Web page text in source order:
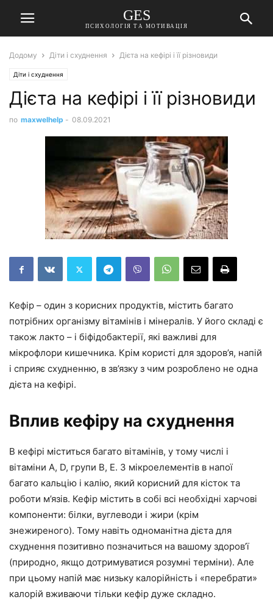
GES
ПСИХОЛОГІЯ ТА МОТИВАЦІЯ
Додому Діти і схуднення Дієта на кефірі і її різновиди
Діти і схуднення
Дієта на кефірі і її різновиди
по maxwelhelp - 08.09.2021
Кефір – один з корисних продуктів, містить багато
потрібних організму вітамінів і мінералів. У його складі є
також лакто – і біфідобактерії, які важливі для
мікрофлори кишечника. Крім користі для здоров’я, напій
і сприяє схудненню, в зв’язку з чим розроблено не одна
дієта на кефірі.
Вплив кефіру на схуднення
В кефірі міститься багато вітамінів, у тому числі і
вітаміни А, D, групи В, Е. З мікроелементів в напої
багато кальцію і калію, який корисний для кісток та
роботи м’язів. Кефір містить в собі всі необхідні харчові
компоненти: білки, вуглеводи і жири (крім
знежиреного). Тому навіть одноманітна дієта для
схуднення позитивно позначиться на вашому здоров’ї
(природно, якщо дотримуватися розумні терміни). Але
при цьому напій має низьку калорійність і «перебрати»
калорій вживаючи тільки кефір дуже складно.